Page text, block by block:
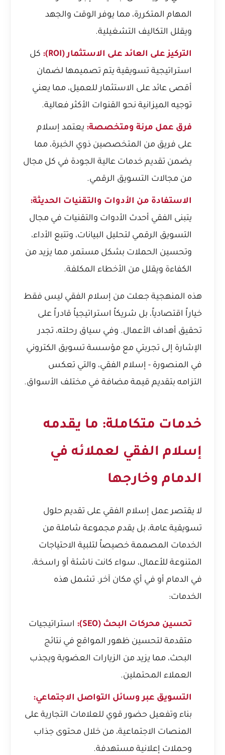
المهام المتكررة، مما يوفر الوقت والجهد
ويقلل التكاليف التشغيلية.
التركيز على العائد على الاستثمار (ROI):
كل
استراتيجية تسويقية يتم تصميمها لضمان
أقصى عائد على الاستثمار للعميل، مما يعني
توجيه الميزانية نحو القنوات الأكثر فعالية.
فرق عمل مرنة ومتخصصة: يعتمد إسلام
على فريق من المتخصصين ذوي الخبرة، مما
يضمن تقديم خدمات عالية الجودة في كل مجال
من مجالات التسويق الرقمي.
الاستفادة من الأدوات والتقنيات الحديثة:
يتبنى الفقي أحدث الأدوات والتقنيات في مجال
التسويق الرقمي لتحليل البيانات، وتتبع الأداء،
وتحسين الحملات بشكل مستمر، مما يزيد من
الكفاءة ويقلل من الأخطاء المكلفة.
هذه المنهجية جعلت من إسلام الفقي ليس فقط
خياراً اقتصادياً، بل شريكاً استراتيجياً قادراً على
تحقيق أهداف الأعمال. وفي سياق رحلته، تجدر
الإشارة إلى تجربتي مع مؤسسة تسويق الكتروني
في المنصورة - إسلام الفقي، والتي تعكس
التزامه بتقديم قيمة مضافة في مختلف الأسواق.
خدمات متكاملة: ما يقدمه
إسلام الفقي لعملائه في
الدمام وخارجها
لا يقتصر عمل إسلام الفقي على تقديم حلول
تسويقية عامة، بل يقدم مجموعة شاملة من
الخدمات المصممة خصيصاً لتلبية الاحتياجات
المتنوعة للأعمال، سواء كانت ناشئة أو راسخة،
في الدمام أو في أي مكان آخر. تشمل هذه
الخدمات:
تحسين محركات البحث (SEO):
استراتيجيات
متقدمة لتحسين ظهور المواقع في نتائج
البحث، مما يزيد من الزيارات العضوية ويجذب
العملاء المحتملين.
التسويق عبر وسائل التواصل الاجتماعي:
بناء وتفعيل حضور قوي للعلامات التجارية على
المنصات الاجتماعية، من خلال محتوى جذاب
وحملات إعلانية مستهدفة.